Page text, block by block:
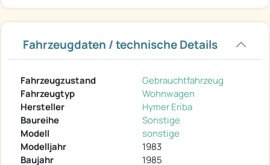
Fahrzeugdaten / technische Details
Fahrzeugzustand
Gebrauchtfahrzeug
Fahrzeugtyp
Wohnwagen
Hersteller
Hymer Eriba
Baureihe
Sonstige
Modell
sonstige
Modelljahr
1983
Baujahr
1985